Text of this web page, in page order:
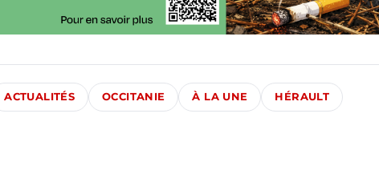
ACTUALITÉS OCCITANIE À LA UNE HÉRAULT